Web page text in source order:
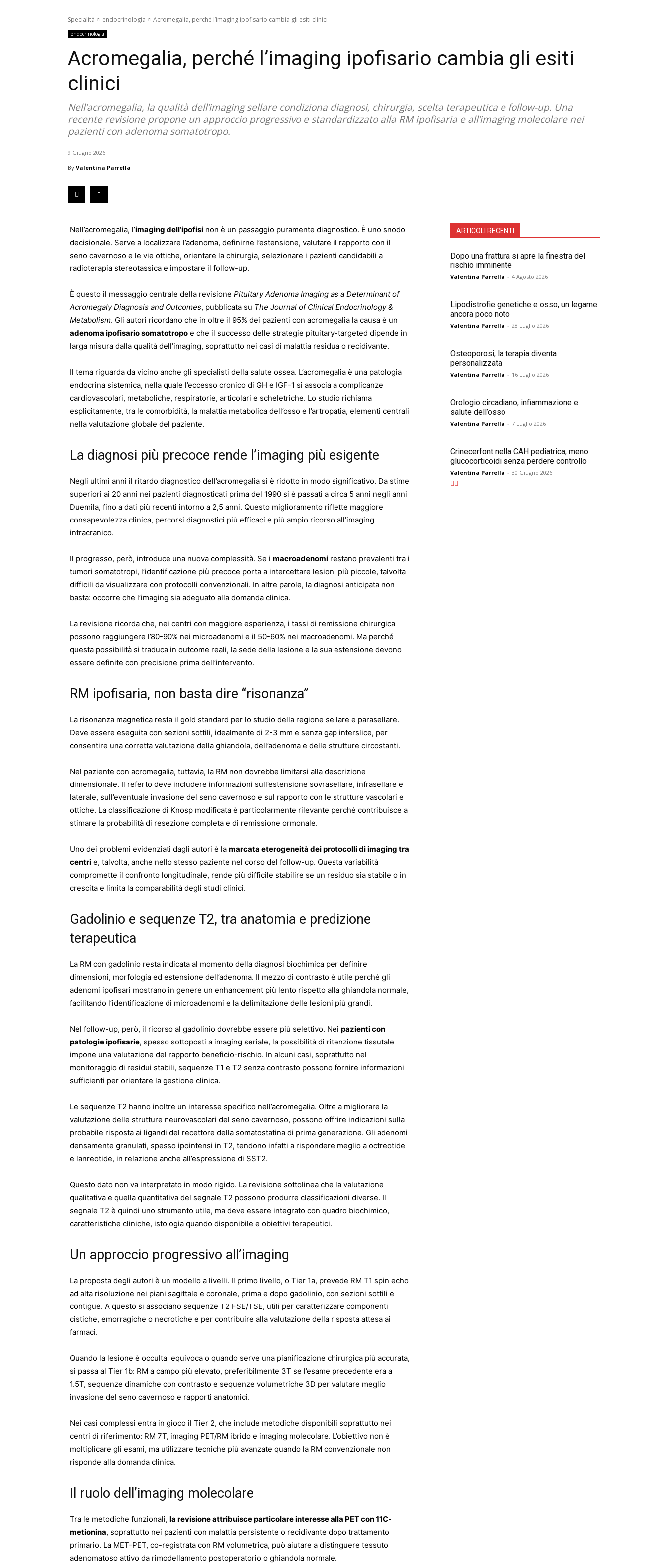
Specialità endocrinologia Acromegalia, perché l’imaging ipofisario cambia gli esiti clinici
endocrinologia
Acromegalia, perché l’imaging ipofisario cambia gli esiti
clinici
Nell’acromegalia, la qualità dell’imaging sellare condiziona diagnosi, chirurgia, scelta terapeutica e follow-up. Una
recente revisione propone un approccio progressivo e standardizzato alla RM ipofisaria e all’imaging molecolare nei
pazienti con adenoma somatotropo.
9 Giugno 2026
By Valentina Parrella
Nell’acromegalia, l’imaging dell’ipofisi non è un passaggio puramente diagnostico. È uno snodo
decisionale. Serve a localizzare l’adenoma, definirne l’estensione, valutare il rapporto con il
seno cavernoso e le vie ottiche, orientare la chirurgia, selezionare i pazienti candidabili a
radioterapia stereotassica e impostare il follow-up.
È questo il messaggio centrale della revisione Pituitary Adenoma Imaging as a Determinant of
Acromegaly Diagnosis and Outcomes, pubblicata su The Journal of Clinical Endocrinology &
Metabolism. Gli autori ricordano che in oltre il 95% dei pazienti con acromegalia la causa è un
adenoma ipofisario somatotropo e che il successo delle strategie pituitary-targeted dipende in
larga misura dalla qualità dell’imaging, soprattutto nei casi di malattia residua o recidivante.
Il tema riguarda da vicino anche gli specialisti della salute ossea. L’acromegalia è una patologia
endocrina sistemica, nella quale l’eccesso cronico di GH e IGF-1 si associa a complicanze
cardiovascolari, metaboliche, respiratorie, articolari e scheletriche. Lo studio richiama
esplicitamente, tra le comorbidità, la malattia metabolica dell’osso e l’artropatia, elementi centrali
nella valutazione globale del paziente.
La diagnosi più precoce rende l’imaging più esigente
Negli ultimi anni il ritardo diagnostico dell’acromegalia si è ridotto in modo significativo. Da stime
superiori ai 20 anni nei pazienti diagnosticati prima del 1990 si è passati a circa 5 anni negli anni
Duemila, fino a dati più recenti intorno a 2,5 anni. Questo miglioramento riflette maggiore
consapevolezza clinica, percorsi diagnostici più efficaci e più ampio ricorso all’imaging
intracranico.
Il progresso, però, introduce una nuova complessità. Se i macroadenomi restano prevalenti tra i
tumori somatotropi, l’identificazione più precoce porta a intercettare lesioni più piccole, talvolta
difficili da visualizzare con protocolli convenzionali. In altre parole, la diagnosi anticipata non
basta: occorre che l’imaging sia adeguato alla domanda clinica.
La revisione ricorda che, nei centri con maggiore esperienza, i tassi di remissione chirurgica
possono raggiungere l’80-90% nei microadenomi e il 50-60% nei macroadenomi. Ma perché
questa possibilità si traduca in outcome reali, la sede della lesione e la sua estensione devono
essere definite con precisione prima dell’intervento.
RM ipofisaria, non basta dire “risonanza”
La risonanza magnetica resta il gold standard per lo studio della regione sellare e parasellare.
Deve essere eseguita con sezioni sottili, idealmente di 2-3 mm e senza gap interslice, per
consentire una corretta valutazione della ghiandola, dell’adenoma e delle strutture circostanti.
Nel paziente con acromegalia, tuttavia, la RM non dovrebbe limitarsi alla descrizione
dimensionale. Il referto deve includere informazioni sull’estensione sovrasellare, infrasellare e
laterale, sull’eventuale invasione del seno cavernoso e sul rapporto con le strutture vascolari e
ottiche. La classificazione di Knosp modificata è particolarmente rilevante perché contribuisce a
stimare la probabilità di resezione completa e di remissione ormonale.
Uno dei problemi evidenziati dagli autori è la marcata eterogeneità dei protocolli di imaging tra
centri e, talvolta, anche nello stesso paziente nel corso del follow-up. Questa variabilità
compromette il confronto longitudinale, rende più difficile stabilire se un residuo sia stabile o in
crescita e limita la comparabilità degli studi clinici.
Gadolinio e sequenze T2, tra anatomia e predizione
terapeutica
La RM con gadolinio resta indicata al momento della diagnosi biochimica per definire
dimensioni, morfologia ed estensione dell’adenoma. Il mezzo di contrasto è utile perché gli
adenomi ipofisari mostrano in genere un enhancement più lento rispetto alla ghiandola normale,
facilitando l’identificazione di microadenomi e la delimitazione delle lesioni più grandi.
Nel follow-up, però, il ricorso al gadolinio dovrebbe essere più selettivo. Nei pazienti con
patologie ipofisarie, spesso sottoposti a imaging seriale, la possibilità di ritenzione tissutale
impone una valutazione del rapporto beneficio-rischio. In alcuni casi, soprattutto nel
monitoraggio di residui stabili, sequenze T1 e T2 senza contrasto possono fornire informazioni
sufficienti per orientare la gestione clinica.
Le sequenze T2 hanno inoltre un interesse specifico nell’acromegalia. Oltre a migliorare la
valutazione delle strutture neurovascolari del seno cavernoso, possono offrire indicazioni sulla
probabile risposta ai ligandi del recettore della somatostatina di prima generazione. Gli adenomi
densamente granulati, spesso ipointensi in T2, tendono infatti a rispondere meglio a octreotide
e lanreotide, in relazione anche all’espressione di SST2.
Questo dato non va interpretato in modo rigido. La revisione sottolinea che la valutazione
qualitativa e quella quantitativa del segnale T2 possono produrre classificazioni diverse. Il
segnale T2 è quindi uno strumento utile, ma deve essere integrato con quadro biochimico,
caratteristiche cliniche, istologia quando disponibile e obiettivi terapeutici.
Un approccio progressivo all’imaging
La proposta degli autori è un modello a livelli. Il primo livello, o Tier 1a, prevede RM T1 spin echo
ad alta risoluzione nei piani sagittale e coronale, prima e dopo gadolinio, con sezioni sottili e
contigue. A questo si associano sequenze T2 FSE/TSE, utili per caratterizzare componenti
cistiche, emorragiche o necrotiche e per contribuire alla valutazione della risposta attesa ai
farmaci.
Quando la lesione è occulta, equivoca o quando serve una pianificazione chirurgica più accurata,
si passa al Tier 1b: RM a campo più elevato, preferibilmente 3T se l’esame precedente era a
1.5T, sequenze dinamiche con contrasto e sequenze volumetriche 3D per valutare meglio
invasione del seno cavernoso e rapporti anatomici.
Nei casi complessi entra in gioco il Tier 2, che include metodiche disponibili soprattutto nei
centri di riferimento: RM 7T, imaging PET/RM ibrido e imaging molecolare. L’obiettivo non è
moltiplicare gli esami, ma utilizzare tecniche più avanzate quando la RM convenzionale non
risponde alla domanda clinica.
Il ruolo dell’imaging molecolare
Tra le metodiche funzionali, la revisione attribuisce particolare interesse alla PET con 11C-
metionina, soprattutto nei pazienti con malattia persistente o recidivante dopo trattamento
primario. La MET-PET, co-registrata con RM volumetrica, può aiutare a distinguere tessuto
adenomatoso attivo da rimodellamento postoperatorio o ghiandola normale.
ARTICOLI RECENTI
Dopo una frattura si apre la finestra del
rischio imminente
Valentina Parrella - 4 Agosto 2026
Lipodistrofie genetiche e osso, un legame
ancora poco noto
Valentina Parrella - 28 Luglio 2026
Osteoporosi, la terapia diventa
personalizzata
Valentina Parrella - 16 Luglio 2026
Orologio circadiano, infiammazione e
salute dell’osso
Valentina Parrella - 7 Luglio 2026
Crinecerfont nella CAH pediatrica, meno
glucocorticoidi senza perdere controllo
Valentina Parrella - 30 Giugno 2026